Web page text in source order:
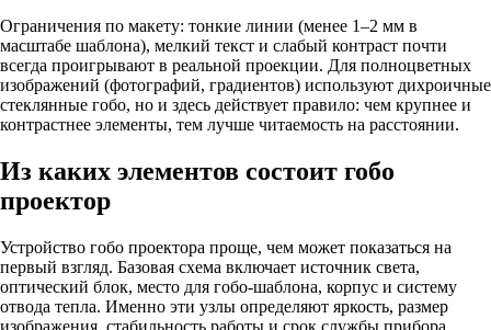
Ограничения по макету: тонкие линии (менее 1–2 мм в
масштабе шаблона), мелкий текст и слабый контраст почти
всегда проигрывают в реальной проекции. Для полноцветных
изображений (фотографий, градиентов) используют дихроичные
стеклянные гобо, но и здесь действует правило: чем крупнее и
контрастнее элементы, тем лучше читаемость на расстоянии.
Из каких элементов состоит гобо
проектор
Устройство гобо проектора проще, чем может показаться на
первый взгляд. Базовая схема включает источник света,
оптический блок, место для гобо-шаблона, корпус и систему
отвода тепла. Именно эти узлы определяют яркость, размер
изображения, стабильность работы и срок службы прибора.